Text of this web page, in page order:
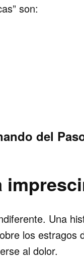
son:
del
Una
los estragos
al dolor.